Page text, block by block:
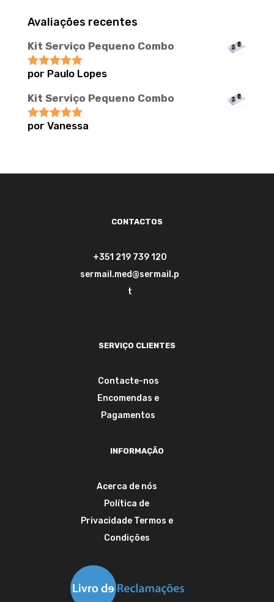
Avaliações recentes
Kit Serviço Pequeno Combo
Avaliação5
por Paulo Lopes
Kit Serviço Pequeno Combo
Avaliação5
por Vanessa
CONTACTOS
+351 219 739 120
sermail.med@sermail.p
t
SERVIÇO CLIENTES
Contacte-nos
Encomendas e
Pagamentos
INFORMAÇÃO
Acerca de nós
Política de
Privacidade Termos e
Condições